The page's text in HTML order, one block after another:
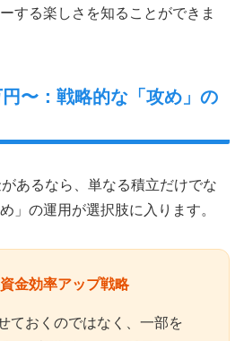
する楽しさを知ることができま
円〜：戦略的な「攻め」の
あるなら、単なる積立だけでな
」の運用が選択肢に入ります。
金効率アップ戦略
ておくのではなく、一部を